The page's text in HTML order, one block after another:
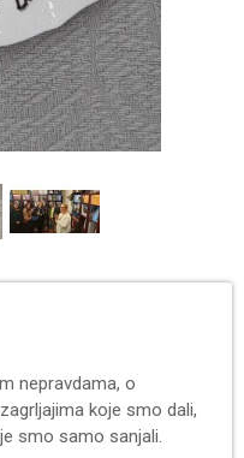
nepravdama, o
koje smo dali,
smo samo sanjali.